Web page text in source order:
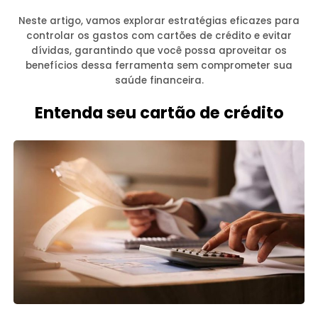
Neste artigo, vamos explorar estratégias eficazes para
controlar os gastos com cartões de crédito e evitar
dívidas, garantindo que você possa aproveitar os
benefícios dessa ferramenta sem comprometer sua
saúde financeira.
Entenda seu cartão de crédito